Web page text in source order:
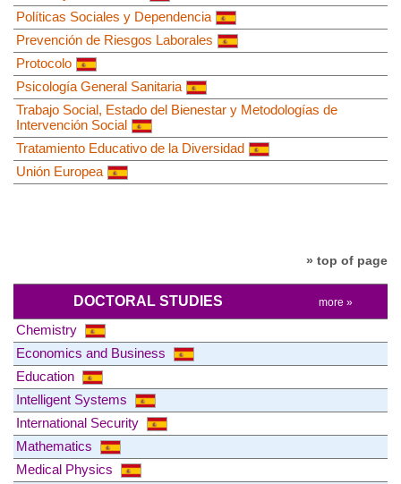
Políticas Sociales y Dependencia
Prevención de Riesgos Laborales
Protocolo
Psicología General Sanitaria
Trabajo Social, Estado del Bienestar y Metodologías de
Intervención Social
Tratamiento Educativo de la Diversidad
Unión Europea
» top of page
DOCTORAL STUDIES more »
Chemistry
Economics and Business
Education
Intelligent Systems
International Security
Mathematics
Medical Physics